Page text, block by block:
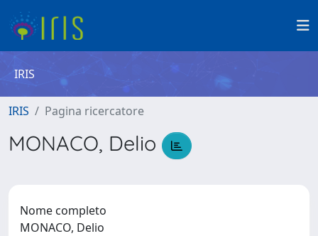
IRIS
IRIS Pagina ricercatore
MONACO, Delio
Nome completo
MONACO, Delio